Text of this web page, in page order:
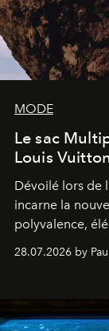
MODE
Le sac
Louis Vuitton
Dévoilé lors de
incarne la
polyvalence,
28.07.2026 by